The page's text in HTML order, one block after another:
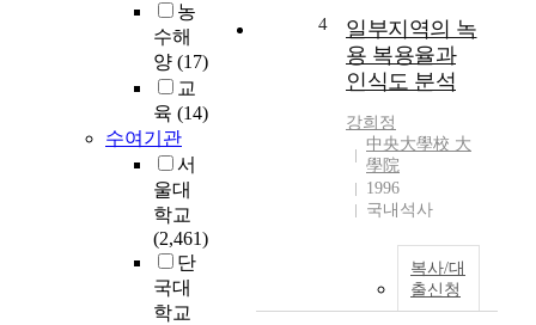
농
수해
양 (17)
교
육 (14)
수여기관
서
울대
학교
(2,461)
단
국대
학교
4
일부지역의 녹
용 복용율과
인식도 분석
강희정
中央大學校 大
學院
1996
국내석사
복사/대
출신청